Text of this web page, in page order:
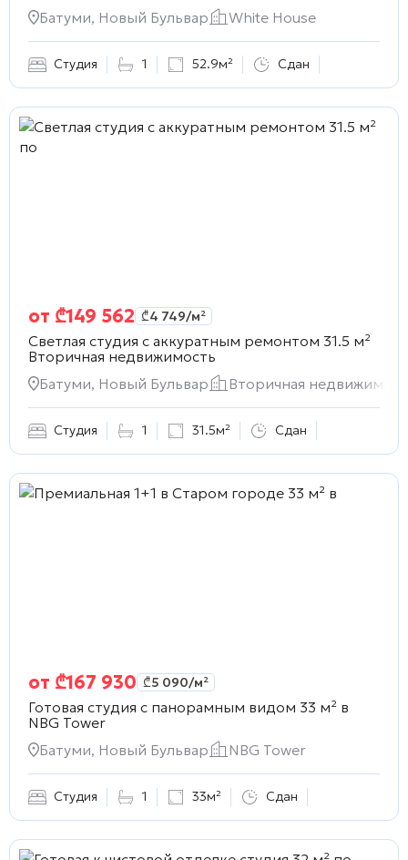
Батуми, Новый Бульвар
White House
Студия 1 52.9м² Сдан
от ₾149 562 ₾4 749/м²
Светлая студия с аккуратным ремонтом 31.5 м²
Вторичная недвижимость
Батуми, Новый Бульвар
Вторичная
Студия 1 31.5м² Сдан
от ₾167 930 ₾5 090/м²
Готовая студия с панорамным видом 33 м² в
NBG Tower
Батуми, Новый Бульвар
NBG Tower
Студия 1 33м² Сдан